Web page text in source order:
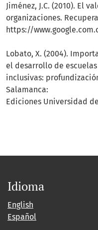
Jiménez, J.C. (2010). El
organizaciones.
https://
Lobato, X. (2004).
el desarrollo de escuelas
inclusivas:
Salamanca:
Ediciones Universidad
Idioma
English
Español